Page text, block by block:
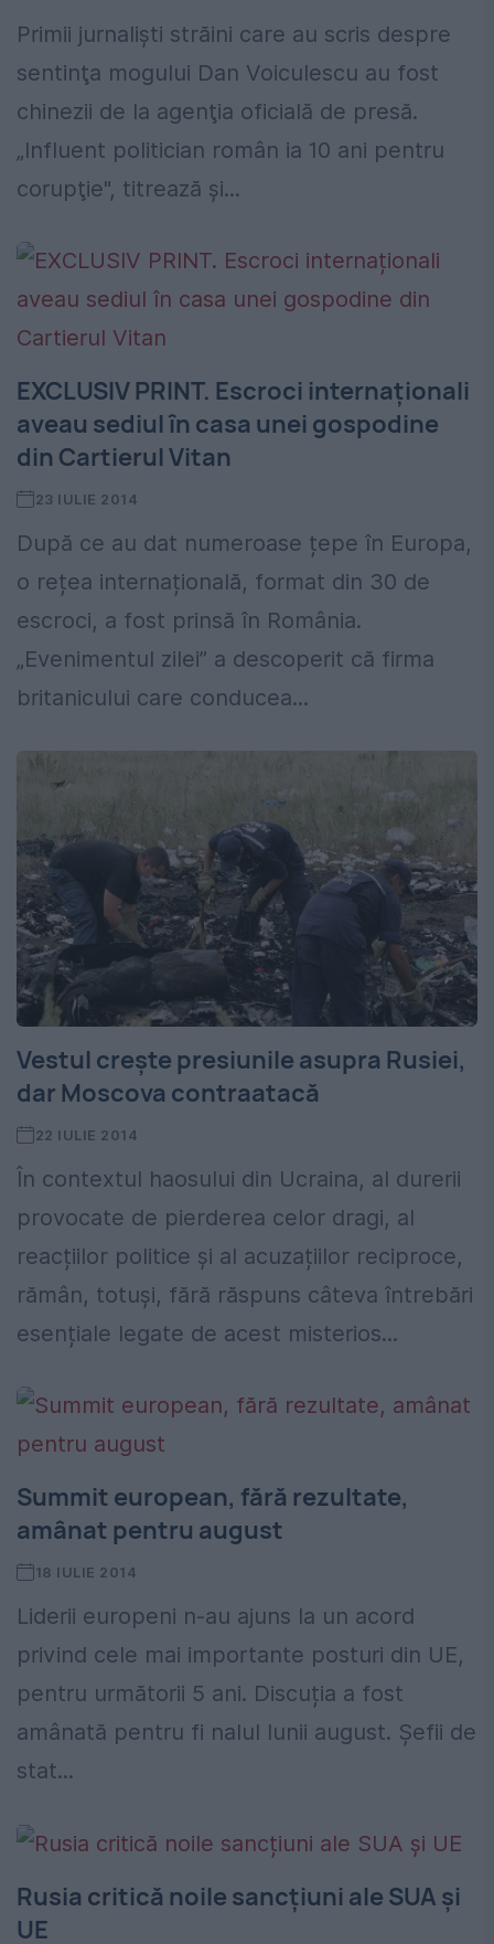
Primii jurnalişti străini care au scris despre
sentinţa mogului Dan Voiculescu au fost
chinezii de la agenţia oficială de presă.
„Influent politician român ia 10 ani pentru
corupţie", titrează şi...
EXCLUSIV PRINT. Escroci internaționali
aveau sediul în casa unei gospodine
din Cartierul Vitan
23 IULIE 2014
După ce au dat numeroase țepe în Europa,
o rețea internațională, format din 30 de
escroci, a fost prinsă în România.
„Evenimentul zilei” a descoperit că firma
britanicului care conducea...
Vestul crește presiunile asupra Rusiei,
dar Moscova contraatacă
22 IULIE 2014
În contextul haosului din Ucraina, al durerii
provocate de pierderea celor dragi, al
reacțiilor politice și al acuzațiilor reciproce,
rămân, totuși, fără răspuns câteva întrebări
esențiale legate de acest misterios...
Summit european, fără rezultate,
amânat pentru august
18 IULIE 2014
Liderii europeni n-au ajuns la un acord
privind cele mai importante posturi din UE,
pentru următorii 5 ani. Discuția a fost
amânată pentru fi nalul lunii august. Șefii de
stat...
Rusia critică noile sancțiuni ale SUA și
UE